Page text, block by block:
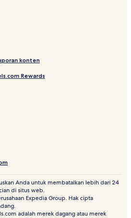
konten
Rewards
Anda untuk membatalkan lebih dari 24
di situs web.
Expedia Group. Hak cipta
adalah merek dagang atau merek